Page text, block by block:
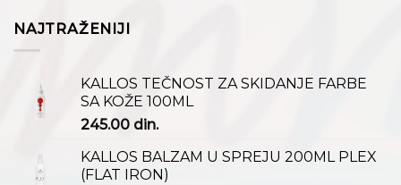
NAJTRAŽENIJI
KALLOS TEČNOST ZA SKIDANJE FARBE
SA KOŽE 100ML
245.00 din.
KALLOS BALZAM U SPREJU 200ML PLEX
(FLAT IRON)